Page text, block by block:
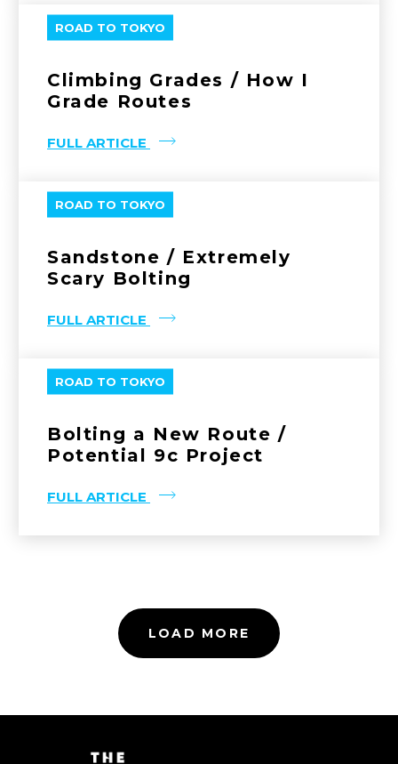
ROAD TO TOKYO
Climbing Grades / How I
Grade Routes
FULL ARTICLE
ROAD TO TOKYO
Sandstone / Extremely
Scary Bolting
FULL ARTICLE
ROAD TO TOKYO
Bolting a New Route /
Potential 9c Project
FULL ARTICLE
LOAD MORE